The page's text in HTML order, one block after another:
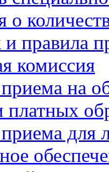
о
правила
комиссия
на
платных
для